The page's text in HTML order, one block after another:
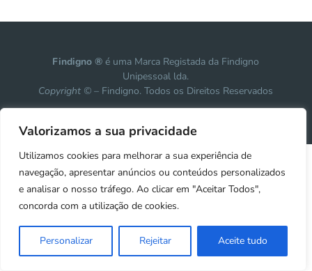
Valorizamos a sua privacidade
Utilizamos cookies para melhorar a sua experiência de
navegação, apresentar anúncios ou conteúdos personalizados
e analisar o nosso tráfego. Ao clicar em "Aceitar Todos",
concorda com a utilização de cookies.
Personalizar Rejeitar Aceite tudo
Findigno ® é uma Marca Registada da Findigno
Unipessoal lda.
Copyright © – Findigno. Todos os Direitos Reservados